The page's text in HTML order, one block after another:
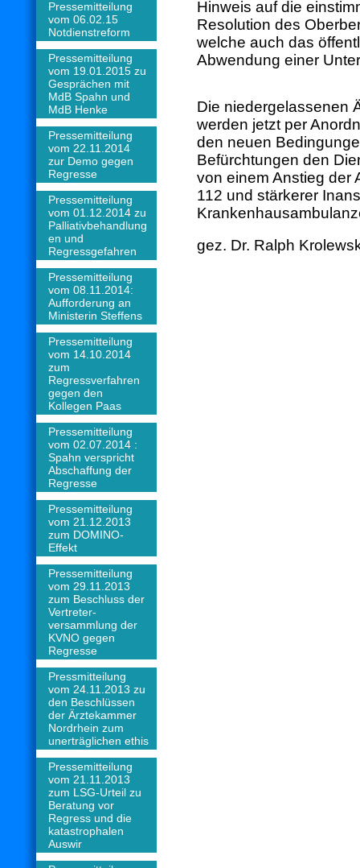
Pressemitteilung
vom 06.02.15
Notdienstreform
Pressemitteilung
vom 19.01.2015 zu
Gesprächen mit
MdB Spahn und
MdB Henke
Pressemitteilung
vom 22.11.2014
zur Demo gegen
Regresse
Pressemitteilung
vom 01.12.2014 zu
Palliativbehandlung
en und
Regressgefahren
Pressemitteilung
vom 08.11.2014:
Aufforderung an
Ministerin Steffens
Pressemitteilung
vom 14.10.2014
zum
Regressverfahren
gegen den
Kollegen Paas
Pressemitteilung
vom 02.07.2014 :
Spahn verspricht
Abschaffung der
Regresse
Pressemitteilung
vom 21.12.2013
zum DOMINO-
Effekt
Pressemitteilung
vom 29.11.2013
zum Beschluss der
Vertreter-
versammlung der
KVNO gegen
Regresse
Pressmitteilung
vom 24.11.2013 zu
den Beschlüssen
der Ärztekammer
Nordrhein zum
unerträglichen ethis
Pressemitteilung
vom 21.11.2013
zum LSG-Urteil zu
Beratung vor
Regress und die
katastrophalen
Auswir
Hinweis auf die
Resolution des
welche auch das
Abwendung einer
Die niedergelassenen
werden jetzt per
den neuen
Befürchtungen den
von einem Anstieg der
112 und stärkerer
gez. Dr. Ralph